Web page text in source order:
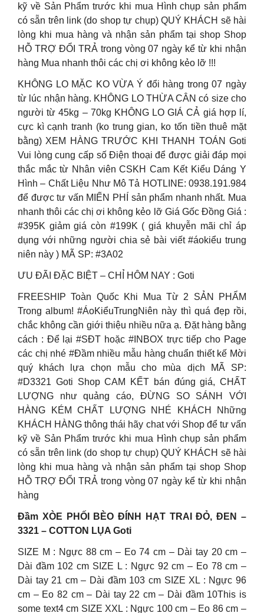
kỹ về Sản Phẩm trước khi mua Hình chụp sản phẩm
có sẵn trên link (do shop tự chụp) QUÝ KHÁCH sẽ hài
lòng khi mua hàng và nhận sản phẩm tại shop Shop
HỖ TRỢ ĐỔI TRẢ trong vòng 07 ngày kể từ khi nhận
hàng Mua nhanh thôi các chị ơi không kẻo lỡ !!!
KHÔNG LO MẶC KO VỪA Ý đổi hàng trong 07 ngày
từ lúc nhận hàng. KHÔNG LO THỪA CÂN có size cho
người từ 45kg – 70kg KHÔNG LO GIÁ CẢ giá hợp lí,
cực kì cạnh tranh (ko trung gian, ko tốn tiền thuê mặt
bằng) XEM HÀNG TRƯỚC KHI THANH TOÁN Goti
Vui lòng cung cấp số Điện thoại để được giải đáp mọi
thắc mắc từ Nhân viên CSKH Cam Kết Kiểu Dáng Y
Hình – Chất Liệu Như Mô Tả HOTLINE: 0938.191.984
để được tư vấn MIẾN PHÍ sản phẩm nhanh nhất. Mua
nhanh thôi các chị ơi không kẻo lỡ Giá Gốc Đồng Giá :
#395K giảm giá còn #199K ( giá khuyễn mãi chỉ áp
dụng với những người chia sẻ bài viết #áokiểu trung
niên này ) MÃ SP: #3A02
ƯU ĐÃI ĐẶC BIỆT – CHỈ HÔM NAY : Goti
FREESHIP Toàn Quốc Khi Mua Từ 2 SẢN PHẨM
Trong album! #ÁoKiểuTrungNiên này thì quá đẹp rồi,
chắc không cần giới thiệu nhiều nữa ạ. Đặt hàng bằng
cách : Để lại #SĐT hoặc #INBOX trực tiếp cho Page
các chị nhé #Đầm nhiều mẫu hàng chuẩn thiết kế Mời
quý khách lựa chọn mẫu cho mùa dịch MÃ SP:
#D3321 Goti Shop CAM KẾT bán đúng giá, CHẤT
LƯỢNG như quảng cáo, ĐỪNG SO SÁNH VỚI
HÀNG KÉM CHẤT LƯỢNG NHÉ KHÁCH Những
KHÁCH HÀNG thông thái hãy chat với Shop để tư vấn
kỹ về Sản Phẩm trước khi mua Hình chụp sản phẩm
có sẵn trên link (do shop tự chụp) QUÝ KHÁCH sẽ hài
lòng khi mua hàng và nhận sản phẩm tại shop Shop
HỖ TRỢ ĐỔI TRẢ trong vòng 07 ngày kể từ khi nhận
hàng
Đầm XÒE PHỐI BÈO ĐÍNH HẠT TRAI ĐỎ, ĐEN –
3321 – COTTON LỤA Goti
SIZE M : Ngực 88 cm – Eo 74 cm – Dài tay 20 cm –
Dài đầm 102 cm SIZE L : Ngực 92 cm – Eo 78 cm –
Dài tay 21 cm – Dài đầm 103 cm SIZE XL : Ngực 96
cm – Eo 82 cm – Dài tay 22 cm – Dài đầm 10This is
some text4 cm SIZE XXL : Ngực 100 cm – Eo 86 cm –